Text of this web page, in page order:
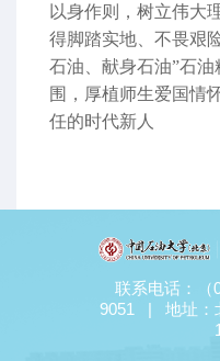
以身作则，树立伟大
得脚踏实地、不畏艰
石油、献身石油”石
围，厚植师生爱国情
任的时代新人
联系电话：（
9051 | 地址：